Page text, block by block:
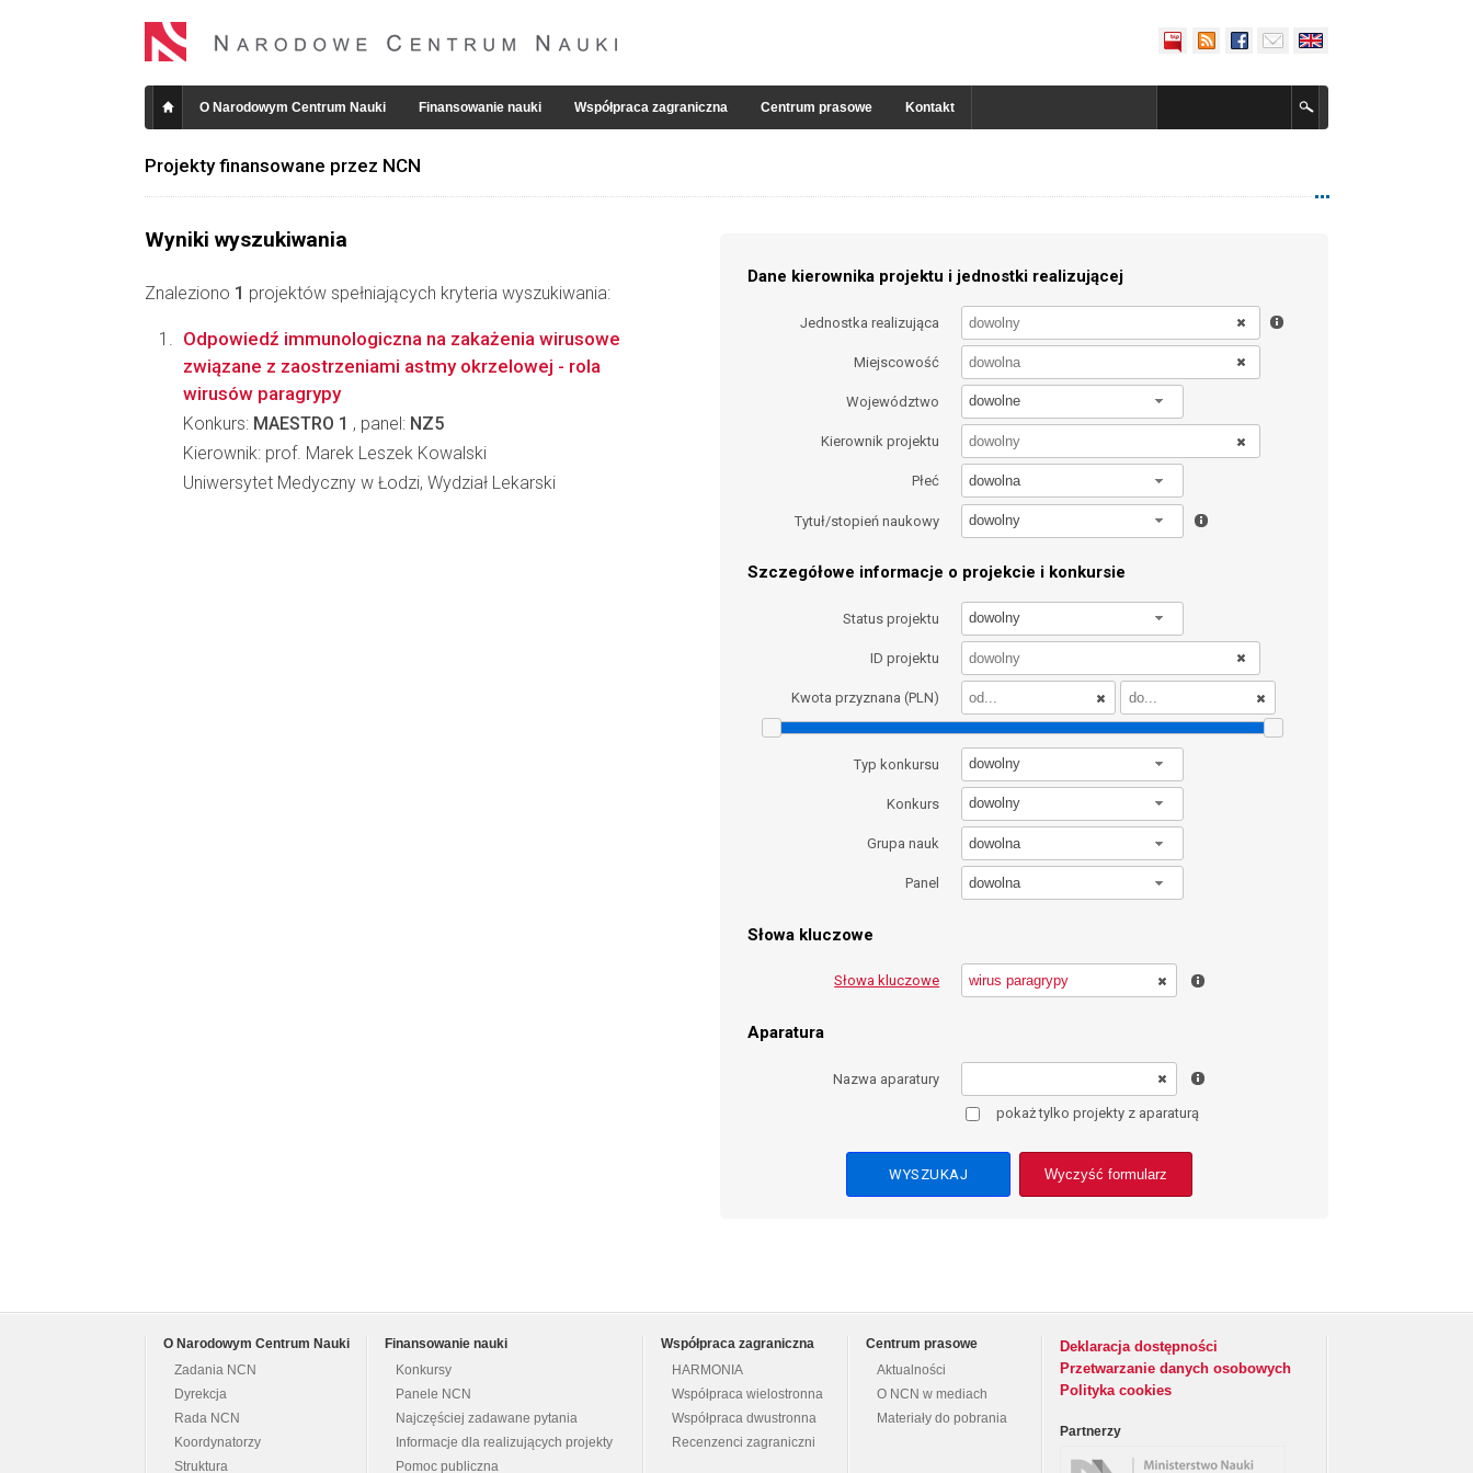
O Narodowym Centrum Nauki Finansowanie nauki Współpraca zagraniczna Centrum prasowe Kontakt
Projekty finansowane przez NCN
Wyniki wyszukiwania
Znaleziono 1 projektów spełniających kryteria wyszukiwania:
Dane kierownika projektu i jednostki realizującej
Jednostka realizująca
Miejscowość
Województwo dowolne
Kierownik projektu
Płeć dowolna
Tytuł/stopień naukowy dowolny
Szczegółowe informacje o projekcie i konkursie
Status projektu dowolny
ID projektu
Kwota przyznana (PLN)
Typ konkursu dowolny
Konkurs dowolny
Grupa nauk dowolna
Panel dowolna
Słowa kluczowe
Słowa kluczowe
Aparatura
Nazwa aparatury
pokaż tylko projekty z aparaturą
Wyczyść formularz
Odpowiedź immunologiczna na zakażenia wirusowe
związane z zaostrzeniami astmy okrzelowej - rola
wirusów paragrypy
Konkurs: MAESTRO 1 , panel: NZ5
Kierownik: prof. Marek Leszek Kowalski
Uniwersytet Medyczny w Łodzi, Wydział Lekarski
O Narodowym Centrum Nauki
Zadania NCN
Dyrekcja
Rada NCN
Koordynatorzy
Struktura
Finansowanie nauki
Konkursy
Panele NCN
Najczęściej zadawane pytania
Informacje dla realizujących projekty
Pomoc publiczna
Współpraca zagraniczna
HARMONIA
Współpraca wielostronna
Współpraca dwustronna
Recenzenci zagraniczni
Centrum prasowe
Aktualności
O NCN w mediach
Materiały do pobrania
Deklaracja dostępności
Przetwarzanie danych osobowych
Polityka cookies
Partnerzy